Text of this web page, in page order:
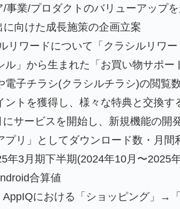
/事業/プロダクトのバリューアップ
に向けた成長施策の企画立案
リワードについて「クラシルリワ
ル」から生まれた「お買い物サポー
電子チラシ(クラシルチラシ)の閲覧
ントを獲得し、様々な特典と交換す
にサービスを開始し、新規機能の開
プリ」としてダウンロード数・月
年3月期下半期(2024年10月〜2025
合算値
における「ショッピング」→